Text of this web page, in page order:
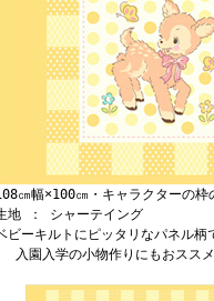
㎝幅×100㎝・キャラクターの
地 ： シャーテイング
ビーキルトにピッタリなパネル柄
入園入学の小物作りにもおスス